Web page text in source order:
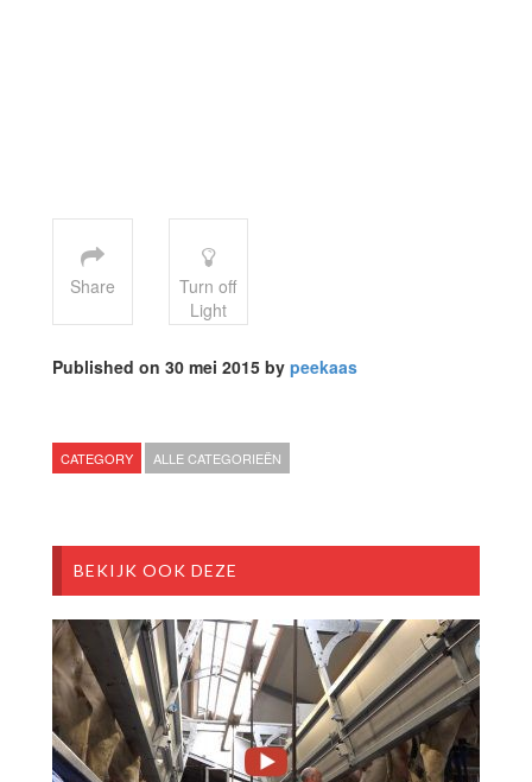
Share
Turn off
Light
Published on 30 mei 2015 by peekaas
CATEGORY ALLE CATEGORIEËN
BEKIJK OOK DEZE